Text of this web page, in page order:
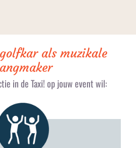
als muzikale
in de Taxi! op jouw event wil: